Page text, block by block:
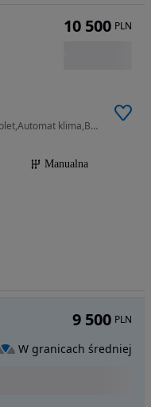
1598 cm3 • 120 KM • Peugeot 207cc kabriolet,Automat klima,Bezwypadkowy.
Manualna
10 500 PLN
9 500 PLN
W granicach średniej